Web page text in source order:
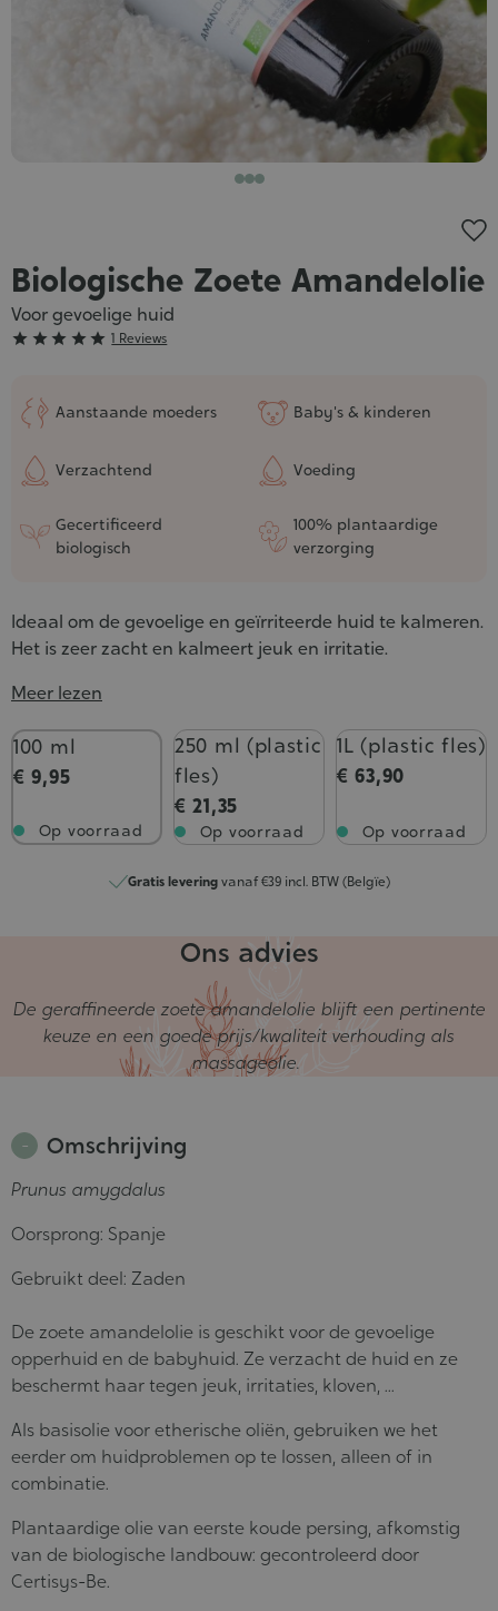
Biologische Zoete Amandelolie
Voor gevoelige huid
Grade
5/5
     1 Reviews
Aanstaande moeders Baby's & kinderen
Verzachtend Voeding
Gecertificeerd
biologisch
100% plantaardige
verzorging
Ideaal om de gevoelige en geïrriteerde huid te kalmeren.
Het is zeer zacht en kalmeert jeuk en irritatie.
Meer lezen
Inhoud
100 ml
€ 9,95
Op voorraad
250 ml (plastic
fles)
€ 21,35
Op voorraad
1L (plastic fles)
€ 63,90
Op voorraad
Gratis leveringvanaf €39 incl. BTW (Belgïe)
Ons advies
De geraffineerde zoete amandelolie blijft een pertinente
keuze en een goede prijs/kwaliteit verhouding als
massageolie.
Omschrijving
Prunus amygdalus
Oorsprong: Spanje
Gebruikt deel: Zaden
De zoete amandelolie is geschikt voor de gevoelige
opperhuid en de babyhuid. Ze verzacht de huid en ze
beschermt haar tegen jeuk, irritaties, kloven, ...
Als basisolie voor etherische oliën, gebruiken we het
eerder om huidproblemen op te lossen, alleen of in
combinatie.
Plantaardige olie van eerste koude persing, afkomstig
van de biologische landbouw: gecontroleerd door
Certisys-Be.